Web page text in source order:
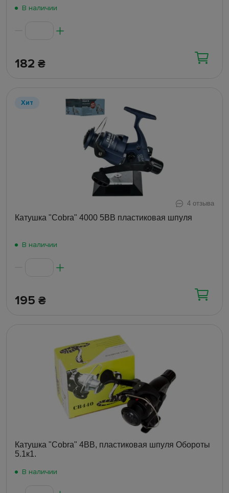
В наличии
182 ₴
Хит
4 отзыва
Катушка "Cobra" 4000 5ВВ пластиковая шпуля
В наличии
195 ₴
Катушка "Cobra" 4BB, пластиковая шпуля Обороты
5.1к1.
В наличии